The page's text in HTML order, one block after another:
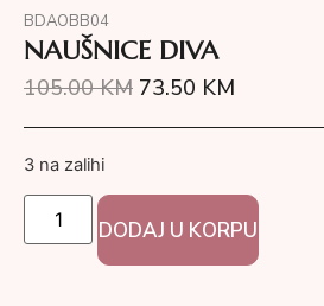
BDAOBB04
NAUŠNICE DIVA
105.00KM 73.50 KM
3 na zalihi
DODAJ U KORPU